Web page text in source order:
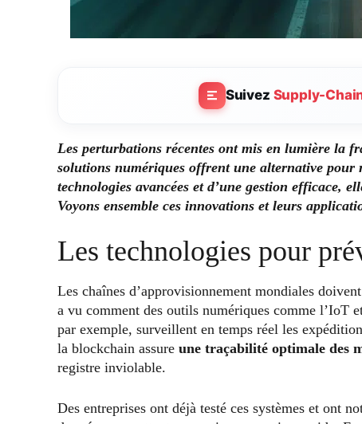
Suivez Supply-
Les perturbations récentes ont mis en lumière la
solutions numériques offrent une alternative pour
technologies avancées et d’une gestion efficace,
Voyons ensemble ces innovations et leurs
Les technologies pour
Les chaînes d’approvisionnement mondiales doivent
a vu comment des outils numériques comme l’IoT
par exemple, surveillent en temps réel les
la blockchain assure une traçabilité optimale des
registre inviolable.
Des entreprises ont déjà testé ces systèmes et ont